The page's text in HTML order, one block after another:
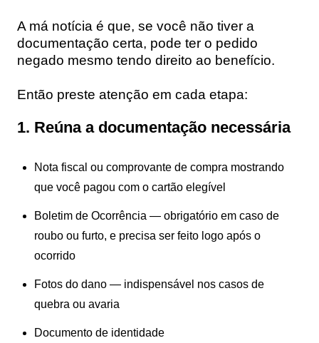
A má notícia é que, se você não tiver a
documentação certa, pode ter o pedido
negado mesmo tendo direito ao benefício.
Então preste atenção em cada etapa:
1. Reúna a documentação necessária
Nota fiscal ou comprovante de compra mostrando
que você pagou com o cartão elegível
Boletim de Ocorrência — obrigatório em caso de
roubo ou furto, e precisa ser feito logo após o
ocorrido
Fotos do dano — indispensável nos casos de
quebra ou avaria
Documento de identidade